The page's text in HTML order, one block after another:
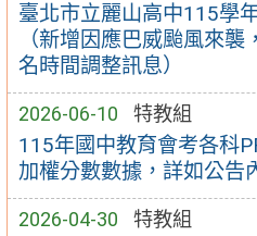
臺北市立麗山高中115學
（新增因應巴威颱風來
名時間調整訊息）
2026-06-10 特教組
115年國中教育會考各科
加權分數數據，詳如公告
2026-04-30 特教組